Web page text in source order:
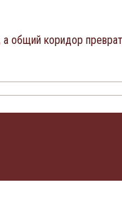
коридор